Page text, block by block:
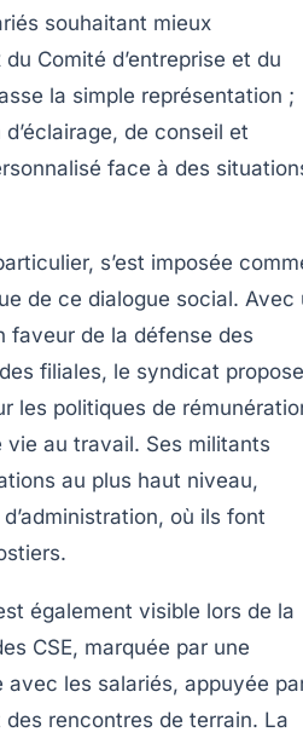
souhaitant mieux
Comité d’entreprise et du
la simple représentation ;
de conseil et
face à des
s’est imposée
de ce dialogue social. Avec
faveur de la défense des
filiales, le syndicat propose
les politiques de
vie au travail. Ses militants
au plus haut niveau,
où ils font
également visible lors de la
CSE, marquée par une
les salariés, appuyée
rencontres de terrain. La